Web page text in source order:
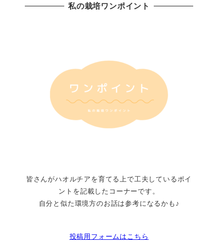
私の栽培ワンポイント
皆さんがハオルチアを育てる上で工夫しているポイ
ントを記載したコーナーです。
自分と似た環境方のお話は参考になるかも♪
投稿用フォームはこちら